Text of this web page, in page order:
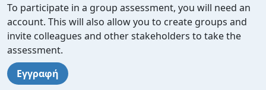
To participate in a group assessment, you will need an
account. This will also allow you to create groups and
invite colleagues and other stakeholders to take the
assessment.
Εγγραφή